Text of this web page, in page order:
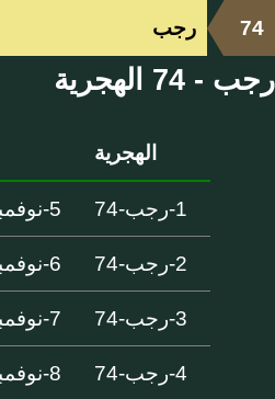
74 رجب
رجب - 74 الهجرية
الهجرية
1-رجب-74 5-نوفمبر-693
2-رجب-74 6-نوفمبر-693
3-رجب-74 7-نوفمبر-693
4-رجب-74 8-نوفمبر-693